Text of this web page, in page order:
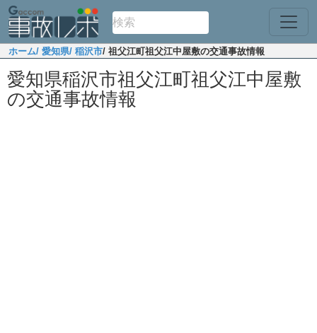
ホーム/ 愛知県/ 稲沢市/ 祖父江町祖父江中屋敷の交通事故情報
愛知県稲沢市祖父江町祖父江中屋敷
の交通事故情報